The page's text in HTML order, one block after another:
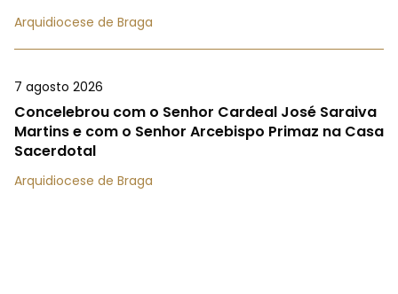
Arquidiocese de Braga
7 agosto 2026
Concelebrou com o Senhor Cardeal José Saraiva
Martins e com o Senhor Arcebispo Primaz na Casa
Sacerdotal
Arquidiocese de Braga